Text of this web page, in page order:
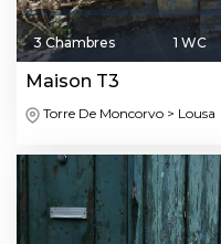
3 Chambres 1 WC
Maison T3
Torre De Moncorvo > Lousa